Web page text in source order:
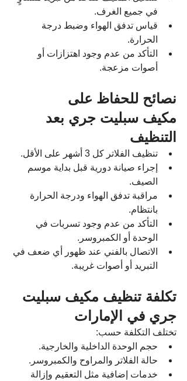
في جميع الغرف.
قياس تدفق الهواء وضبط درجة
الحرارة.
التأكد من عدم وجود اهتزازات أو
أصوات مزعجة.
نصائح للحفاظ على
مكيف سبليت جري بعد
التنظيف
تنظيف الفلاتر كل 3 أشهر على الأقل.
إجراء صيانة دورية قبل بداية موسم
الصيف.
مراقبة تدفق الهواء ودرجة الحرارة
بانتظام.
التأكد من عدم وجود تسربات في
الوحدة أو الكمبروسر.
الاتصال بالفني عند ظهور أي ضعف في
التبريد أو أصوات غريبة.
تكلفة تنظيف مكيف سبليت
جري في الإمارات
تختلف التكلفة حسب:
حجم الوحدة الداخلية والخارجية.
حالة الفلاتر والمراوح والكمبروسر.
خدمات إضافية مثل التعقيم وإزالة